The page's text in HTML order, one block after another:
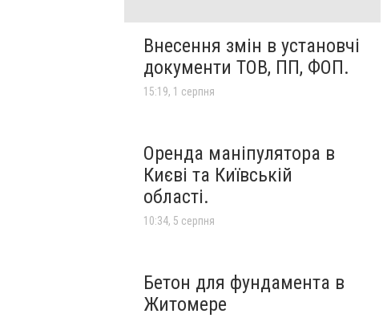
Внесення змін в установчі
документи ТОВ, ПП, ФОП.
15:19, 1 серпня
Оренда маніпулятора в
Києві та Київській
області.
10:34, 5 серпня
Бетон для фундамента в
Житомере